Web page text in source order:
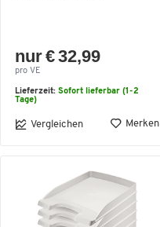
nur € 32,99
pro VE
Lieferzeit: Sofort lieferbar (1-2
Tage)
Vergleichen Merken